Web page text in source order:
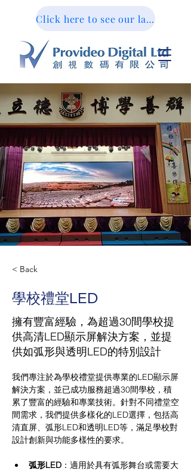
Click here to see our latest design portfolio
< Back
學校禮堂LED
擁有豐富經驗，為超過30間學校提
供高清LED顯示屏解決方案，並提
供如弧形與透明LED的特別設計
我們專注於為學校禮堂提供專業的LED顯示屏
解決方案，並已成功服務超過30間學校，積
累了豐富的經驗和專業技術。針對不同禮堂空
間需求，我們提供多樣化的LED選擇，包括高
清直屏、弧形LED和透明LED等，滿足學校對
設計創新與功能多樣性的要求。
弧形LED ：適用於具有弧形舞台或需要大